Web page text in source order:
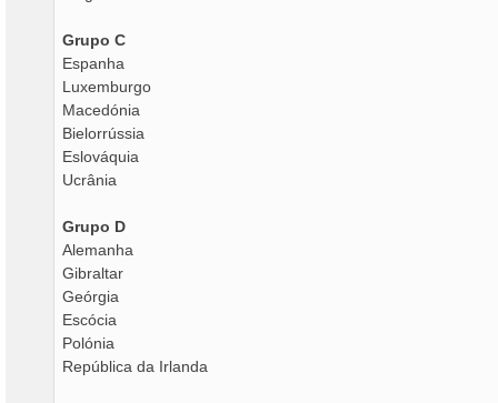
Grupo C
Espanha
Luxemburgo
Macedónia
Bielorrússia
Eslováquia
Ucrânia
Grupo D
Alemanha
Gibraltar
Geórgia
Escócia
Polónia
República da Irlanda